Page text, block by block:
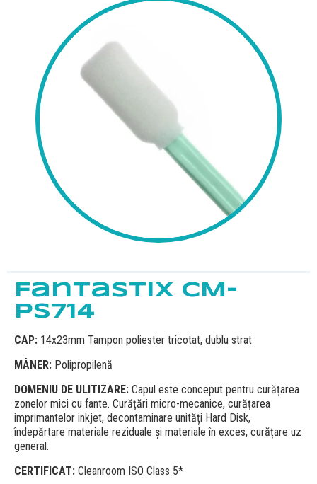
Fantastix CM-
PS714
CAP: 14x23mm Tampon poliester tricotat, dublu strat
MÂNER: Polipropilenă
DOMENIU DE ULITIZARE: Capul este conceput pentru curățarea
zonelor mici cu fante. Curățări micro-mecanice, curățarea
imprimantelor inkjet, decontaminare unități Hard Disk,
îndepărtare materiale reziduale și materiale în exces, curățare uz
general.
CERTIFICAT: Cleanroom ISO Class 5*